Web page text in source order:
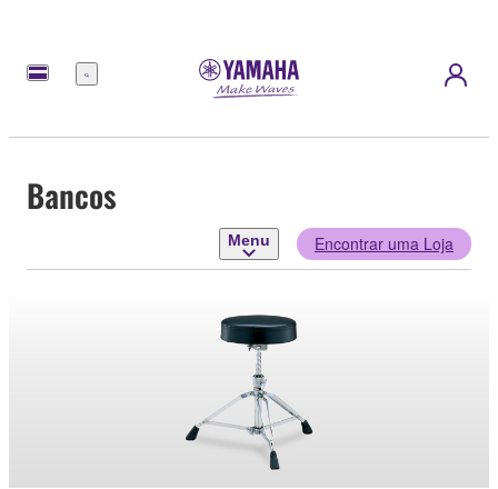
Menu
Bancos
Menu Encontrar uma Loja